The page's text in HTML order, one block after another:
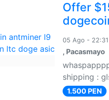
Offer
05 Ago - 22:31
, Pacasmayo
shipping :
1.500 PEN